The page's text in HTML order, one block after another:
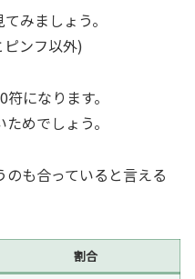
みましょう。
ンフ以外)
になります。
めでしょう。
も合っていると言える
割合